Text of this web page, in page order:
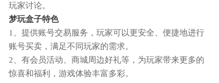
玩家讨论。
梦玩盒子特色
1、提供账号交易服务，玩家可以更安全、便捷地进行
账号买卖，满足不同玩家的需求。
2、有会员活动、商城周边好礼等，为玩家带来更多的
惊喜和福利，游戏体验丰富多彩。